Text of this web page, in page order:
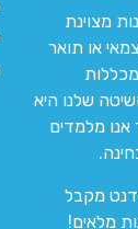
מצוינת
או תואר
שלנו היא
מלמדים
מקבל
מלאים!